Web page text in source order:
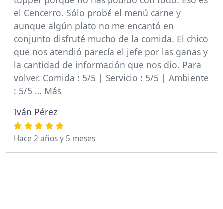
el Cencerro. Sólo probé el menú carne y
aunque algún plato no me encantó en
conjunto disfruté mucho de la comida. El chico
que nos atendió parecía el jefe por las ganas y
la cantidad de información que nos dio. Para
volver. Comida : 5/5 | Servicio : 5/5 | Ambiente
: 5/5 … Más
Iván Pérez
Hace 2 años y 5 meses